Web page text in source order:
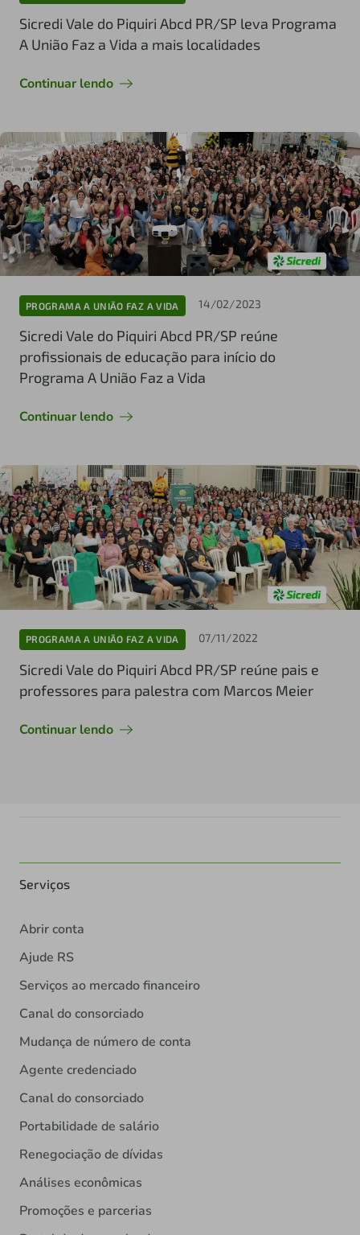
Sicredi Vale do Piquiri Abcd PR/SP leva Programa
A União Faz a Vida a mais localidades
Continuar lendo
PROGRAMA A UNIÃO FAZ A VIDA 14/02/2023
Sicredi Vale do Piquiri Abcd PR/SP reúne
profissionais de educação para início do
Programa A União Faz a Vida
Continuar lendo
PROGRAMA A UNIÃO FAZ A VIDA 07/11/2022
Sicredi Vale do Piquiri Abcd PR/SP reúne pais e
professores para palestra com Marcos Meier
Continuar lendo
Serviços
Abrir conta
Ajude RS
Serviços ao mercado financeiro
Canal do consorciado
Mudança de número de conta
Agente credenciado
Canal do consorciado
Portabilidade de salário
Renegociação de dívidas
Análises econômicas
Promoções e parcerias